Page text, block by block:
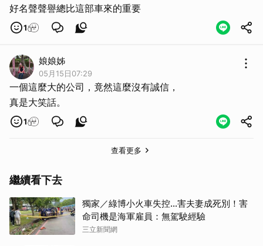
好名聲聲譽總比這部車來的重要
1
娘娘姊
05月15日07:29
一個這麼大的公司，竟然這麼沒有誠信，
真是大笑話。
1
查看更多
繼續看下去
獨家／綠博小火車失控…害夫妻成死別！害
命司機是海軍雇員：無駕駛經驗
三立新聞網